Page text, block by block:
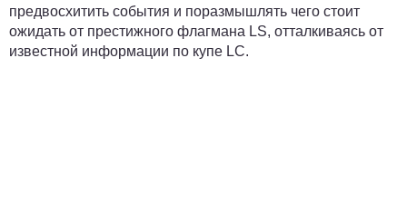
предвосхитить события и поразмышлять чего стоит
ожидать от престижного флагмана LS, отталкиваясь от
известной информации по купе LC.